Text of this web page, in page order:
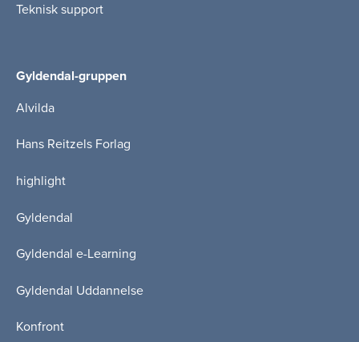
Teknisk support
Gyldendal-gruppen
Alvilda
Hans Reitzels Forlag
highlight
Gyldendal
Gyldendal e-Learning
Gyldendal Uddannelse
Konfront